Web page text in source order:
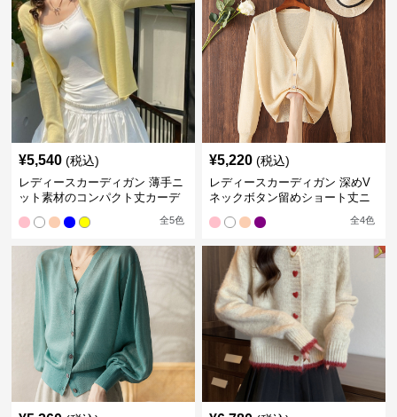
¥5,540 (税込)
レディースカーディガン 薄手ニ
ット素材のコンパクト丈カーデ
全5色
¥5,220 (税込)
レディースカーディガン 深めV
ネックボタン留めショート丈ニ
全4色